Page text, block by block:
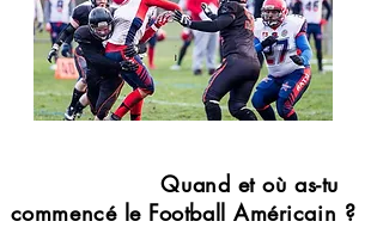
Quand et où as-tu
commencé le Football Américain ?